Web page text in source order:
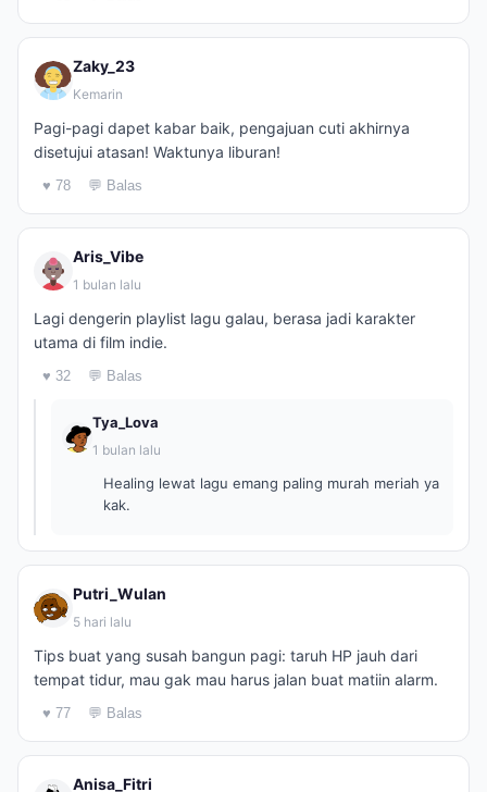
Zaky_23
Kemarin
Pagi-pagi dapet kabar baik, pengajuan cuti akhirnya
disetujui atasan! Waktunya liburan!
♥ 78 💬 Balas
Aris_Vibe
1 bulan lalu
Lagi dengerin playlist lagu galau, berasa jadi karakter
utama di film indie.
♥ 32 💬 Balas
Tya_Lova
1 bulan lalu
Healing lewat lagu emang paling murah meriah ya
kak.
Putri_Wulan
5 hari lalu
Tips buat yang susah bangun pagi: taruh HP jauh dari
tempat tidur, mau gak mau harus jalan buat matiin alarm.
♥ 77 💬 Balas
Anisa_Fitri